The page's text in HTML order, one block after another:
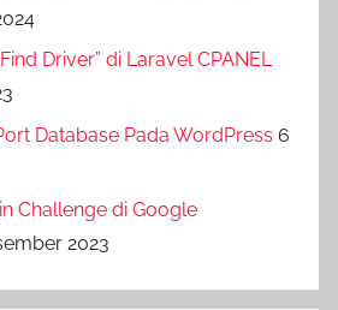
Driver” di Laravel CPANEL
Database Pada WordPress 6
Challenge di Google
2023